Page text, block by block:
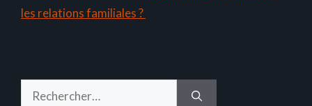
les relations familiales ?